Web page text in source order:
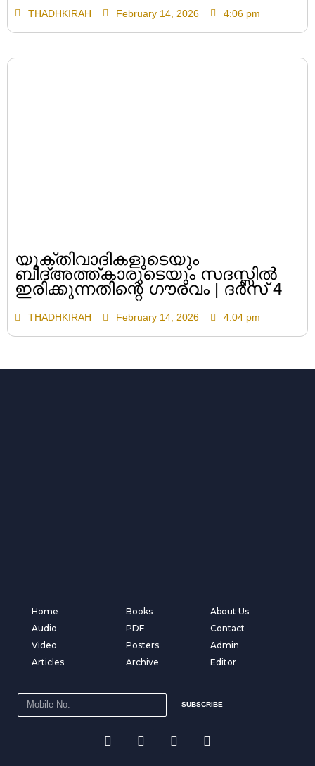
THADHKIRAH February 14, 2026 4:06 pm
യുക്തിവാദികളുടെയും
ബിദ്അത്ത്കാരുടെയും സദസ്സിൽ
ഇരിക്കുന്നതിന്റെ ഗൗരവം | ദർസ് 4
THADHKIRAH February 14, 2026 4:04 pm
Home
Audio
Video
Articles
Books
PDF
Posters
Archive
About Us
Contact
Admin
Editor
SUBSCRIBE